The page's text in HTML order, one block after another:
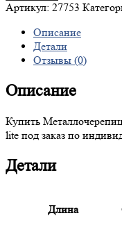
Артикул: 27753
Описание
Детали
Отзывы (0)
Описание
Купить
lite под заказ по
Детали
Длина